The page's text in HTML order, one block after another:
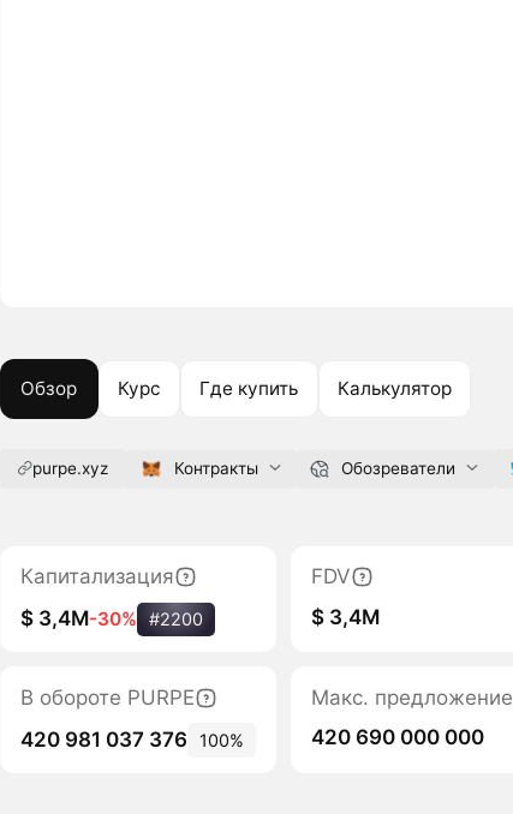
Обзор Курс Где купить Калькулятор
purpe.xyz Контракты Обозреватели
Капитализация
$ 3,4M-30% #2200
FDV
$ 3,4M
В обороте PURPE
420 981 037 376
100%
Макс. предложение
420 690 000 000